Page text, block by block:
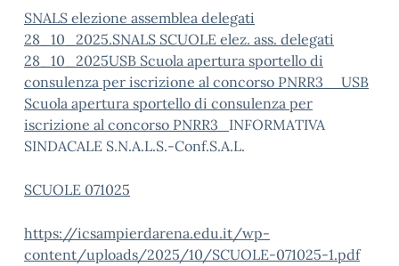
SNALS elezione assemblea delegati
28_10_2025.SNALS SCUOLE elez. ass. delegati
28_10_2025USB Scuola apertura sportello di
consulenza per iscrizione al concorso PNRR3 USB
Scuola apertura sportello di consulenza per
iscrizione al concorso PNRR3 INFORMATIVA
SINDACALE S.N.A.L.S.-Conf.S.A.L.
SCUOLE 071025
https://icsampierdarena.edu.it/wp-
content/uploads/2025/10/SCUOLE-071025-1.pdf